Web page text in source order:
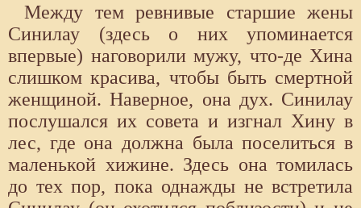
Между тем ревнивые старшие жены
Синилау (здесь о них упоминается
впервые) наговорили мужу, что-де Хина
слишком красива, чтобы быть смертной
женщиной. Наверное, она дух. Синилау
послушался их совета и изгнал Хину в
лес, где она должна была поселиться в
маленькой хижине. Здесь она томилась
до тех пор, пока однажды не встретила